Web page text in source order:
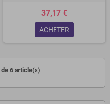
37,17 €
ACHETER
6 article(s)